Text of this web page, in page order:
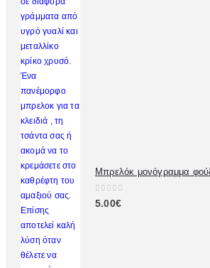
Μπρελόκ μονόγραμμα
0 out of 5
5.00€